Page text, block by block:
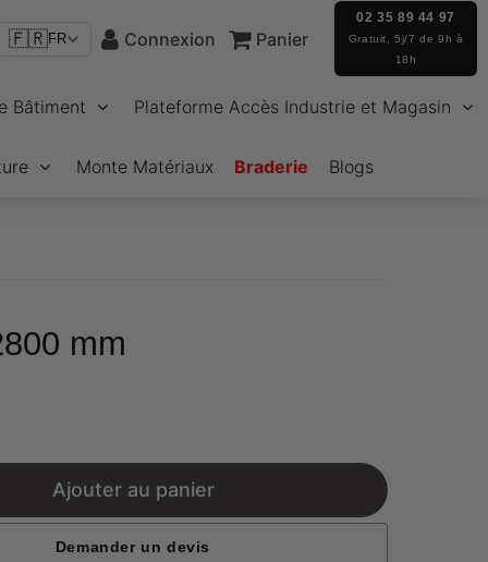
🇫🇷FR Connexion Panier
02 35 89 44 97
Gratuit, 5j/7 de 9h à
18h
Bâtiment Plateforme Accès Industrie et Magasin
Monte Matériaux Braderie Blogs
mm
Ajouter au panier
Demander un devis